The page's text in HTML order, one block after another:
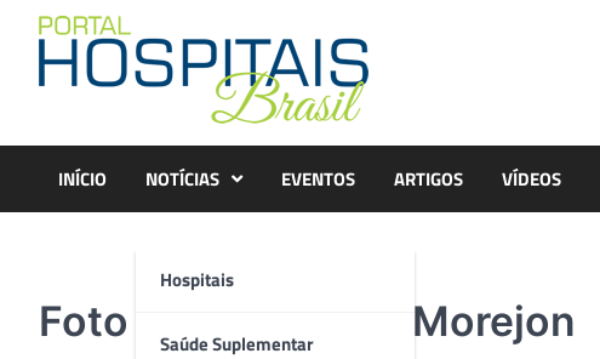
content
INÍCIO NOTÍCIAS
Hospitais
Saúde Suplementar
EVENTOS ARTIGOS VÍDEOS
Foto infecto Karen Morejon